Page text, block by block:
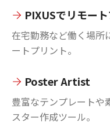
PIXUSでリモー
在宅勤務など働く場所
ートプリント。
Poster Artist
豊富なテンプレートや
スター作成ツール。